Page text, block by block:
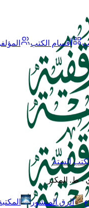
أقسام الكتب
- ط. المكنز
الرق المنشور